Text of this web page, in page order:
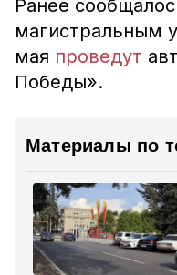
Ранее
магистральным
мая проведут
Победы».
Материалы по